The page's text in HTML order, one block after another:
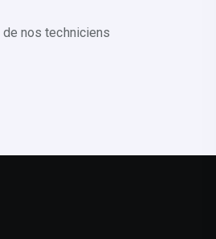
nos techniciens